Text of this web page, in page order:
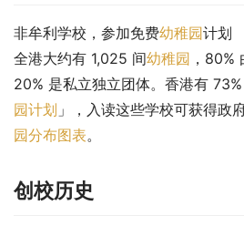
非牟利学校，参加免费幼稚园计划
全港大约有 1,025 间幼稚园 ，80%
20% 是私立独立团体。香港有
园计划 」，入读这些学校可获得政
园分布图表。
创校历史